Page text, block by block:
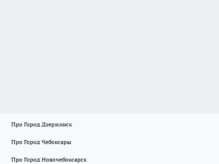
Про Город Дзержинск
Про Город Чебоксары
Про Город Новочебоксарск